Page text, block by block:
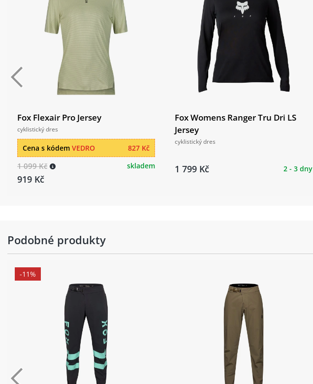
Fox Flexair Pro Jersey
cyklistický dres
827 Kč
Cena s kódem VEDRO
1 099 Kč
919 Kč
skladem
Fox Womens Ranger Tru Dri LS
Jersey
cyklistický dres
1 799 Kč 2 - 3 dny
Podobné produkty
-11%